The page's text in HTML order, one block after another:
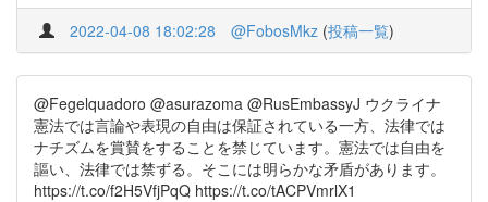
2022-04-08 18:02:28 @FobosMkz (投稿一覧)
@Fegelquadoro @asurazoma @RusEmbassyJ ウクライナ
憲法では言論や表現の自由は保証されている一方、法律では
ナチズムを賞賛をすることを禁じています。憲法では自由を
謳い、法律では禁ずる。そこには明らかな矛盾があります。
https://t.co/f2H5VfjPqQ https://t.co/tACPVmrlX1